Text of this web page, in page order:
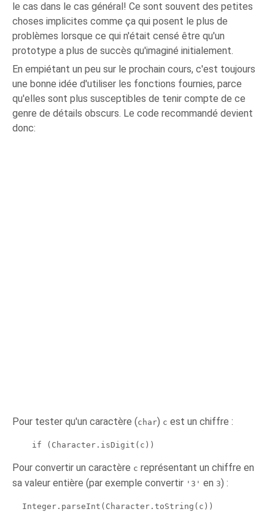
le cas dans le cas général! Ce sont souvent des petites
choses implicites comme ça qui posent le plus de
problèmes lorsque ce qui n'était censé être qu'un
prototype a plus de succès qu'imaginé initialement.
En empiétant un peu sur le prochain cours, c'est toujours
une bonne idée d'utiliser les fonctions fournies, parce
qu'elles sont plus susceptibles de tenir compte de ce
genre de détails obscurs. Le code recommandé devient
donc:
Pour tester qu'un caractère (char) c est un chiffre :
    if (Character.isDigit(c))
Pour convertir un caractère c représentant un chiffre en
sa valeur entière (par exemple convertir '3' en 3) :
  Integer.parseInt(Character.toString(c))